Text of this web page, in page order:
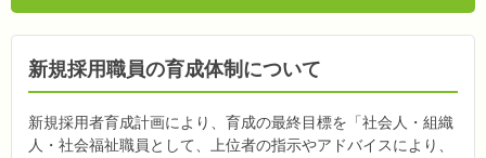
新規採用職員の育成体制について
新規採用者育成計画により、育成の最終目標を「社会人・組織
人・社会福祉職員として、上位者の指示やアドバイスにより、